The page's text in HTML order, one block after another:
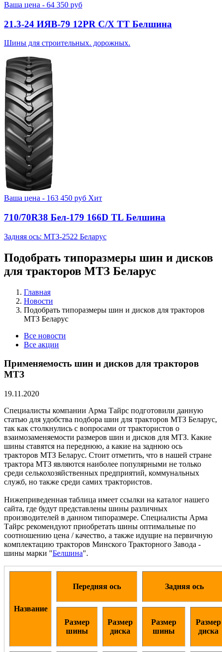
Ваша цена - 64 350 руб
21.3-24 ИЯВ-79 12PR С/Х TT Белшина
Шины для строительных. дорожных.
Ваша цена - 163 450 руб Хит
710/70R38 Бел-179 166D TL Белшина
Задняя ось: МТЗ-2522 Беларус
Подобрать типоразмеры шин и дисков
для тракторов МТЗ Беларус
Главная
Новости
Подобрать типоразмеры шин и дисков для тракторов
МТЗ Беларус
Все новости
Все акции
Применяемость шин и дисков для тракторов
МТЗ
19.11.2020
Специалисты компании Арма Тайрс подготовили данную
статью для удобства подбора шин для тракторов МТЗ Беларус,
так как столкнулись с вопросами от трактористов о
взаимозаменяемости размеров шин и дисков для МТЗ. Какие
шины ставятся на переднюю, а какие на заднюю ось
тракторов МТЗ Беларус. Стоит отметить, что в нашей стране
трактора МТЗ являются наиболее популярными не только
среди селькохозяйственных предприятий, коммунальных
служб, но также среди самих трактористов.
Нижеприведенная таблица имеет ссылки на каталог нашего
сайта, где будут представлены шины различных
производителей в данном типоразмере. Специалисты Арма
Тайрс рекомендуют приобретать шины оптимальные по
соотношению цена / качество, а также идущие на первичную
комплектацию тракторов Минского Тракторного Завода -
шины марки "Белшина".
Название
Передняя ось Задняя ось
Размер
шины
Размер
диска
Размер
шины
Размер
диска